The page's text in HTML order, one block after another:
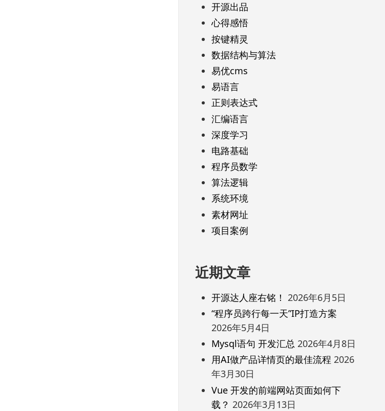
开源出品
心得感悟
按键精灵
数据结构与算法
易优cms
易语言
正则表达式
汇编语言
深度学习
电路基础
程序员数学
算法逻辑
系统环境
素材网址
项目案例
近期文章
开源达人座右铭！ 2026年6月5日
“程序员跨行每一天”IP打造方案
2026年5月4日
Mysql语句 开发汇总 2026年4月8日
用AI做产品详情页的最佳流程 2026
年3月30日
Vue 开发的前端网站页面如何下
载？ 2026年3月13日